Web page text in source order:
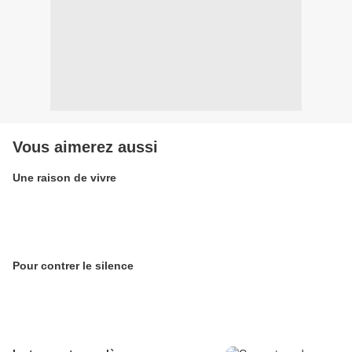
Vous aimerez aussi
Une raison de vivre
Pour contrer le silence